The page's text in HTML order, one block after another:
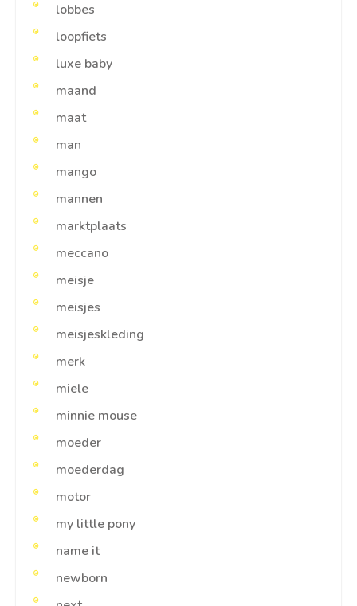
lobbes
loopfiets
luxe baby
maand
maat
man
mango
mannen
marktplaats
meccano
meisje
meisjes
meisjeskleding
merk
miele
minnie mouse
moeder
moederdag
motor
my little pony
name it
newborn